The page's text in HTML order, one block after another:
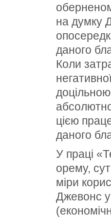
на думку
даного
Коли
цією
даного
У праці
орему,
мі­ри
Дже­вонс